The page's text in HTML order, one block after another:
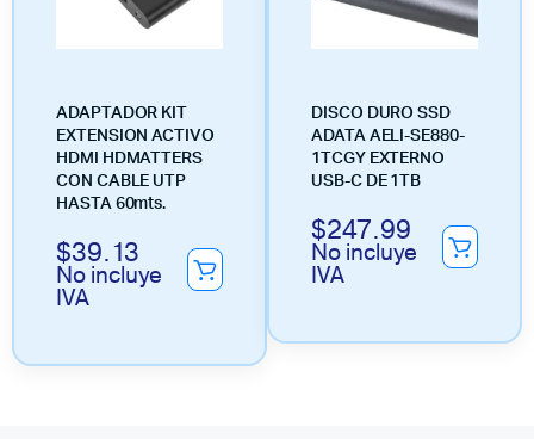
ADAPTADOR KIT
EXTENSION ACTIVO
HDMI HDMATTERS
CON CABLE UTP
HASTA 60mts.
$39.13
No incluye
IVA
DISCO DURO SSD
ADATA AELI-SE880-
1TCGY EXTERNO
USB-C DE 1TB
$247.99
No incluye
IVA